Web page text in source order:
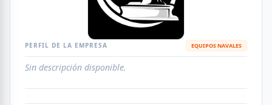
PERFIL DE LA EMPRESA EQUIPOS NAVALES
Sin descripción disponible.